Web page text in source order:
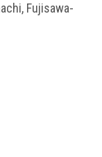
Fujisawa-